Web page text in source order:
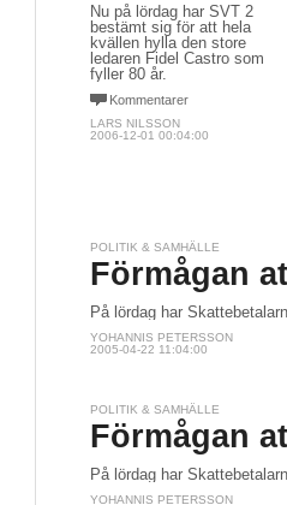
Nu på lördag har SVT 2
bestämt sig för att hela
kvällen hylla den store
ledaren Fidel Castro som
fyller 80 år.
Kommentarer
LARS NILSSON
2006-12-01 00:04:00
POLITIK & SAMHÄLLE
Förmågan
På lördag har
YOHANNIS PETERSSON
2005-04-22 11:04:00
POLITIK & SAMHÄLLE
Förmågan
På lördag har
YOHANNIS PETERSSON